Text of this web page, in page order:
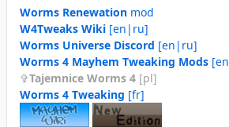
Worms Renewation mod
W4Tweaks Wiki [en|ru]
Worms Universe Discord [en|ru]
Worms 4 Mayhem Tweaking Mods
Tajemnice Worms 4 [pl]
Worms 4 Tweaking [fr]